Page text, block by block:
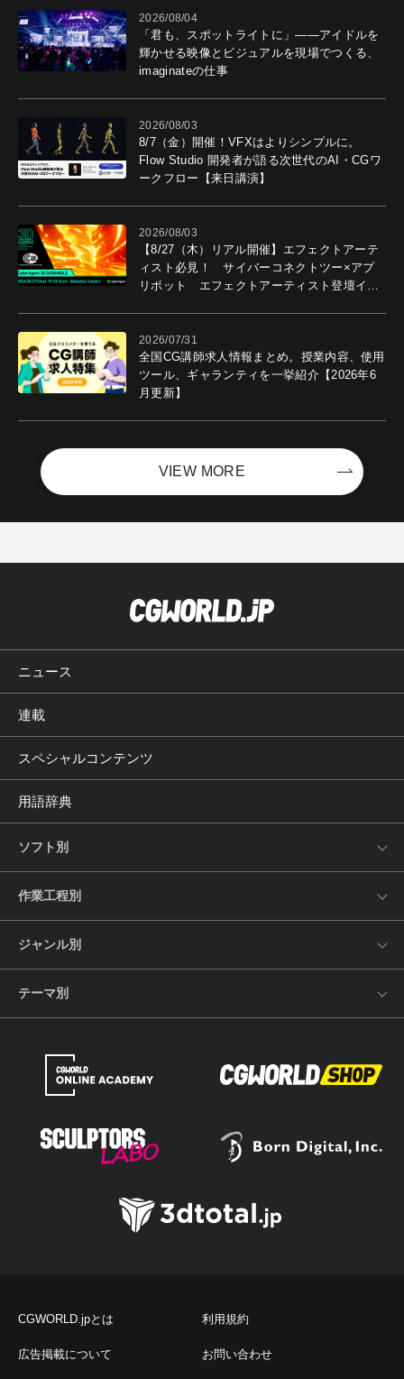
2026/08/04
「君も、スポットライトに」――アイドルを
輝かせる映像とビジュアルを現場でつくる、
imaginateの仕事
2026/08/03
8/7（金）開催！VFXはよりシンプルに。
Flow Studio 開発者が語る次世代のAI・CGワ
ークフロー【来日講演】
2026/08/03
【8/27（木）リアル開催】エフェクトアーテ
ィスト必見！ サイバーコネクトツー×アプ
リボット エフェクトアーティスト登壇イベ
2026/07/31
全国CG講師求人情報まとめ。授業内容、使用
ツール、ギャランティを一挙紹介【2026年6
月更新】
VIEW MORE
ニュース
連載
スペシャルコンテンツ
用語辞典
ソフト別
作業工程別
ジャンル別
テーマ別
CGWORLD.jpとは 利用規約
広告掲載について お問い合わせ